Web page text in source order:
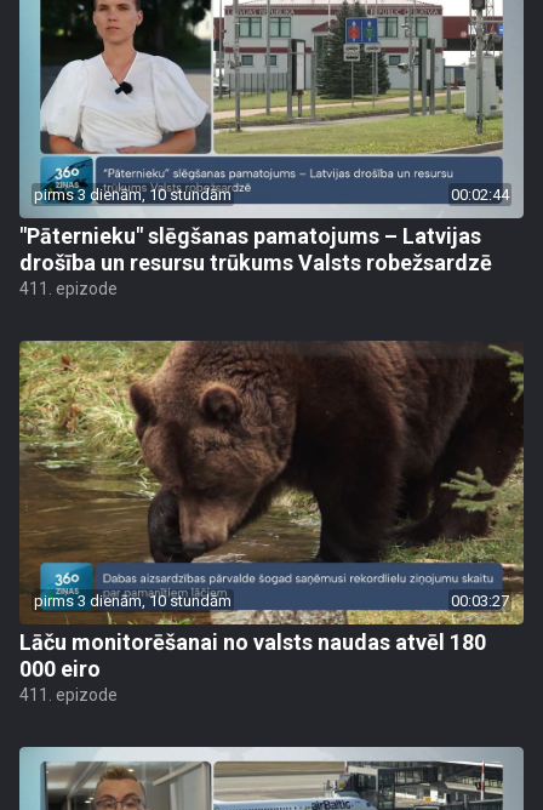
pirms 3 dienām, 10 stundām 00:02:44
"Pāternieku" slēgšanas pamatojums – Latvijas
drošība un resursu trūkums Valsts robežsardzē
411. epizode
pirms 3 dienām, 10 stundām 00:03:27
Lāču monitorēšanai no valsts naudas atvēl 180
000 eiro
411. epizode